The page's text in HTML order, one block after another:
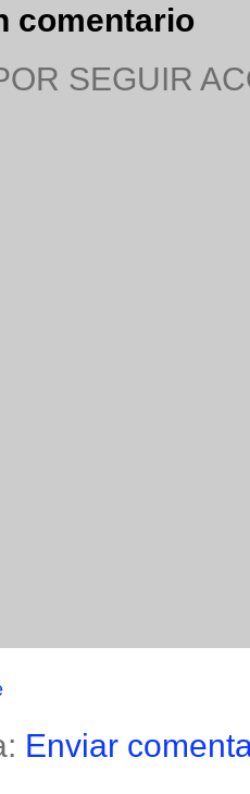
comentario
SEGUIR
Enviar